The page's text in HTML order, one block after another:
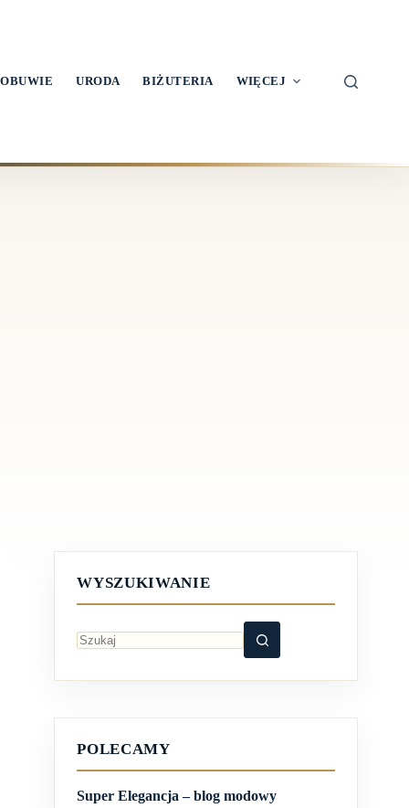
OBUWIE URODA BIŻUTERIA WIĘCEJ
WYSZUKIWANIE
wyników
POLECAMY
Super Elegancja – blog modowy